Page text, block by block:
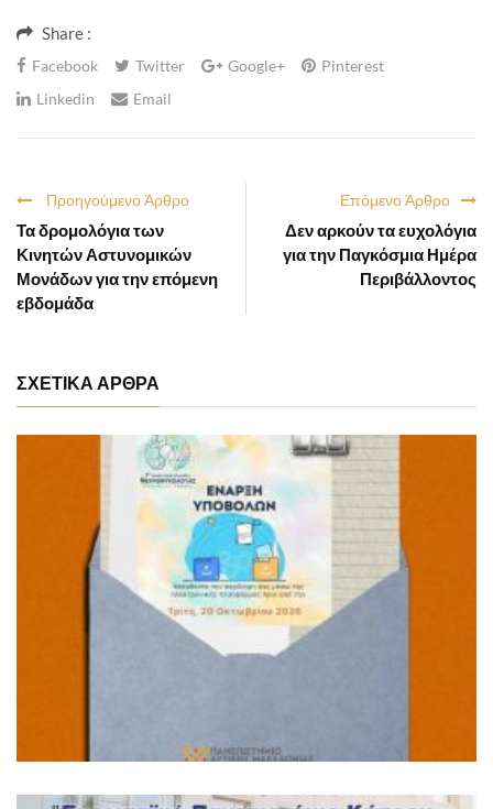
Share :
Facebook Twitter Google+
Pinterest
Linkedin
Email
Επόμενο Άρθρο
Δεν αρκούν τα ευχολόγια
για την Παγκόσμια Ημέρα
Περιβάλλοντος
Προηγούμενο Άρθρο
Τα δρομολόγια των
Κινητών Αστυνομικών
Μονάδων για την επόμενη
εβδομάδα
ΣΧΕΤΙΚΑ ΑΡΘΡΑ